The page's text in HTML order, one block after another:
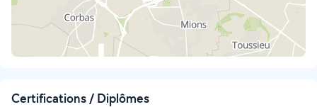
Certifications / Diplômes